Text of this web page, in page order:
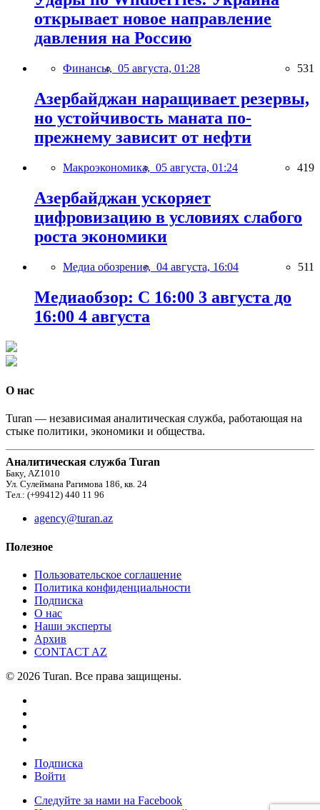
открывает новое направление
давления на Россию
Финансы, 05 августа, 01:28 531
Азербайджан наращивает резервы,
но устойчивость маната по-
прежнему зависит от нефти
Макроэкономика, 05 августа, 01:24 419
Азербайджан ускоряет
цифровизацию в условиях слабого
роста экономики
Медиа обозрение, 04 августа, 16:04 511
Медиаобзор: С 16:00 3 августа до
16:00 4 августа
О нас
Turan — независимая аналитическая служба, работающая на
стыке политики, экономики и общества.
Аналитическая служба Turan
Баку, AZ1010
Ул. Сулеймана Рагимова 186, кв. 24
Тел.: (+99412) 440 11 96
agency@turan.az
Полезное
Пользовательское соглашение
Политика конфиденциальности
Подписка
О нас
Наши эксперты
Архив
CONTACT AZ
© 2026 Turan. Все права защищены.
Подписка
Войти
Следуйте за нами на Facebook